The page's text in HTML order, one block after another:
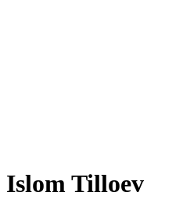
Islom Tilloev